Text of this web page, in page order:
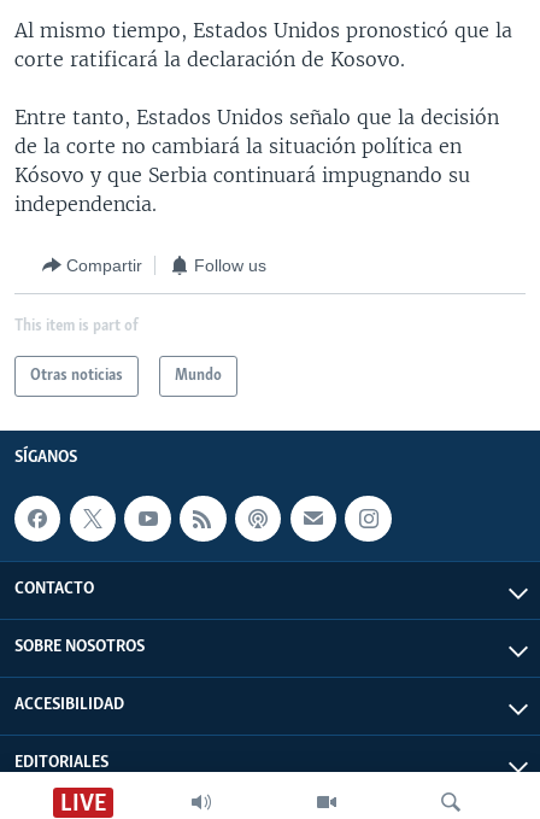
PANORAMA
ESTADOS UNIDOS AL DÍA
EL MUNDO AL DÍA [RADIO]
FORO [RADIO]
DEPORTIVO INTERNACIONAL
NOTA ECONÓMICA
SÍGANOS
Idiomas
LIVE
Al mismo tiempo, Estados Unidos pronosticó que la
corte ratificará la declaración de Kosovo.
Entre tanto, Estados Unidos señalo que la decisión
de la corte no cambiará la situación política en
Kósovo y que Serbia continuará impugnando su
independencia.
Compartir Follow us
This item is part of
Otras noticias Mundo
SÍGANOS
CONTACTO
SOBRE NOSOTROS
ACCESIBILIDAD
EDITORIALES